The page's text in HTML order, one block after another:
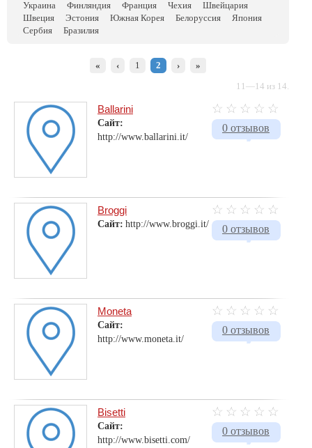
Украина
Финляндия Франция Чехия
Швейцария
Швеция
Эстония Южная Корея Белоруссия
Япония
Сербия
Бразилия
« ‹ 1 2 ›
»
11—14 из 14.
0 отзывов
Ballarini
Сайт:
http://www.ballarini.it/
0 отзывов
Broggi
Сайт: http://www.broggi.it/
0 отзывов
Moneta
Сайт:
http://www.moneta.it/
0 отзывов
Bisetti
Сайт:
http://www.bisetti.com/